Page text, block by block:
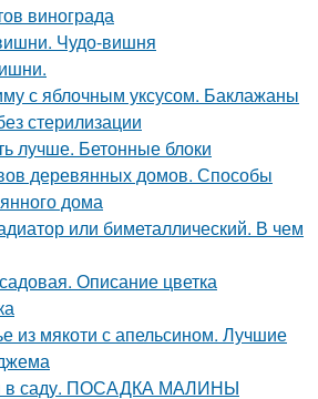
винограда
Чудо-вишня
с яблочным уксусом. Баклажаны
стерилизации
лучше. Бетонные блоки
деревянных домов. Способы
дома
или биметаллический. В чем
Описание цветка
из мякоти с апельсином. Лучшие
в саду. ПОСАДКА МАЛИНЫ